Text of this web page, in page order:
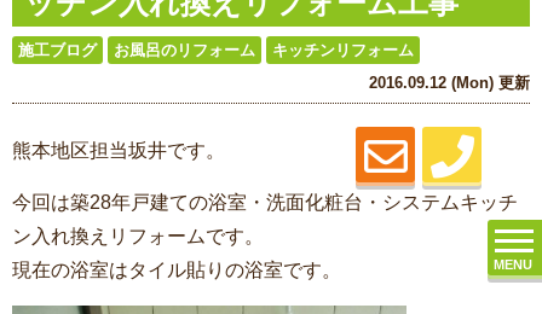
MENU
施工ブログ お風呂のリフォーム
キッチンリフォーム
2016.09.12 (Mon) 更新
熊本地区担当坂井です。
今回は築28年戸建ての浴室・洗面化粧台・システムキッチ
ン入れ換えリフォームです。
現在の浴室はタイル貼りの浴室です。